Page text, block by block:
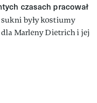
czasach pracował
były kostiumy
Marleny Dietrich i jej